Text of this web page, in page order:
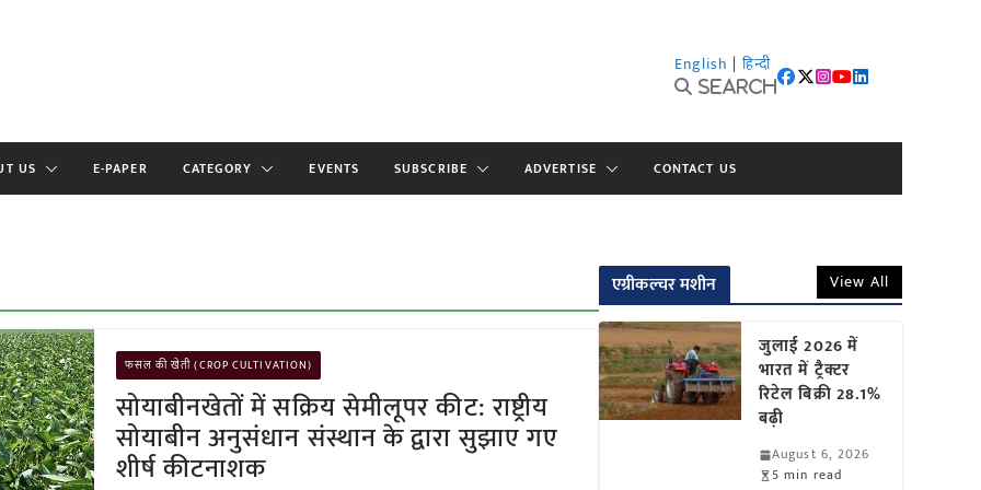
English | हिन्दी
Search
US E-PAPER CATEGORY EVENTS SUBSCRIBE ADVERTISE CONTACT US
फसल की खेती (CROP CULTIVATION)
सोयाबीनखेतों में सक्रिय सेमीलूपर कीट: राष्ट्रीय
सोयाबीन अनुसंधान संस्थान के द्वारा सुझाए गए
शीर्ष कीटनाशक
एग्रीकल्चर मशीन View All
जुलाई 2026 में
भारत में ट्रैक्टर
रिटेल बिक्री 28.1%
बढ़ी
August 6, 2026
5 min read